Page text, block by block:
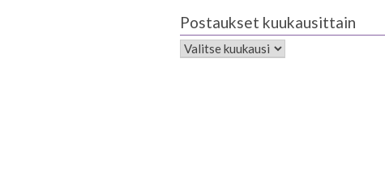
Postaukset kuukausittain